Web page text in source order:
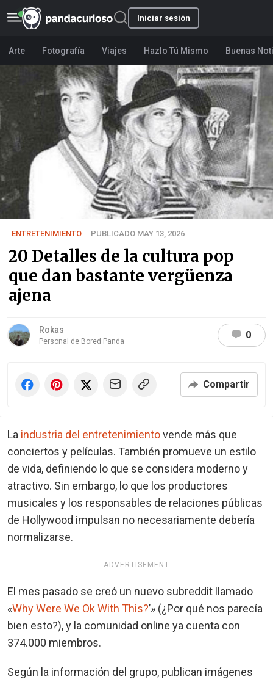
Iniciar sesión
Arte Fotografía Viajes Hazlo Tú Mismo Buenas
ENTRETENIMIENTO PUBLICADO MAY 13, 2026
20 Detalles de la cultura pop
que dan bastante vergüenza
ajena
Rokas
Personal de Bored Panda
0
Compartir
La industria del entretenimientovende más que
conciertos y películas. También promueve un estilo
de vida, definiendo lo que se considera moderno y
atractivo. Sin embargo, lo que los productores
musicales y los responsables de relaciones públicas
de Hollywood impulsan no necesariamente debería
normalizarse.
ADVERTISEMENT
El mes pasado se creó un nuevo subreddit llamado
«Why Were We Ok With This?’» (¿Por qué nos parecía
bien esto?), y la comunidad online ya cuenta con
374.000 miembros.
Según la información del grupo, publican imágenes